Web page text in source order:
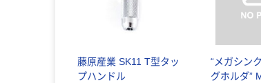
藤原産業 SK11 T型タッ
プハンドル
“メガシン
グホルダ”